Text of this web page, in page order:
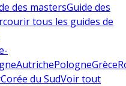
des mastersGuide des
tous les guides de
AutrichePologneGrèce
Corée du SudVoir tout